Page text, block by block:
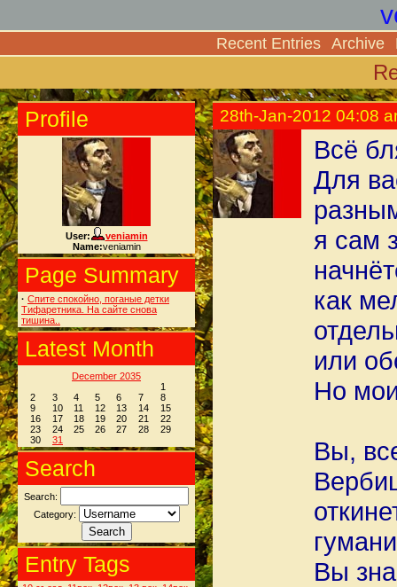
Recent Entries Archive
Profile
User:
veniamin
Name:veniamin
Page Summary
· Спите спокойно, поганые детки
Тифаретника. На сайте снова
тишина..
Latest Month
December 2035
1
2
3 4 5 6 7
8
9
10 11 12 13 14
15
16
17 18 19 20 21
22
23
24 25 26 27 28
29
30
31
Search
Search:
Category:
Entry Tags
28th-Jan-2012 04:08
Всё
Для
я сам
как
или
Но
Вы,
Вы